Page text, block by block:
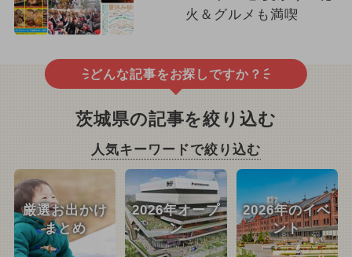
火＆グルメも満喫
どんな記事をお探しですか？
茨城県の記事を絞り込む
人気キーワードで絞り込む
厳選お出かけ
まとめ
2026年オープ
ン
2026年のイベ
ント